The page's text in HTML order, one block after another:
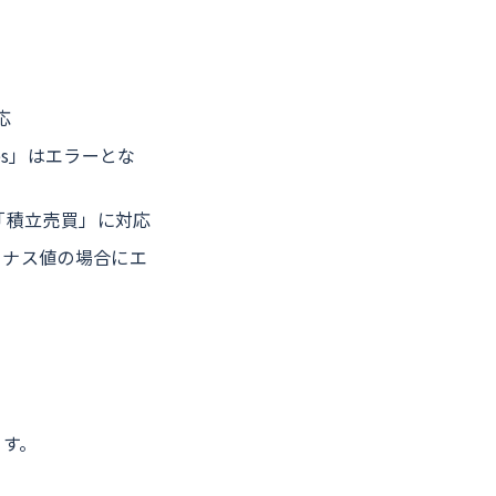
はエラーとな
立売買」に対応
ス値の場合にエ
。